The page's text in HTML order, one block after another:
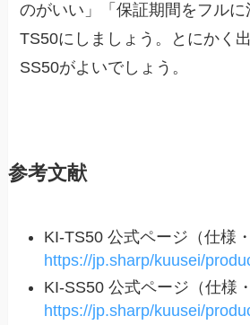
のがいい」「保証期間をフルに
TS50にしましょう。とにかく
SS50がよいでしょう。
参考文献
KI-TS50 公式ページ（仕様・
https://jp.sharp/kuusei/
KI-SS50 公式ページ（仕様
https://jp.sharp/kuusei/